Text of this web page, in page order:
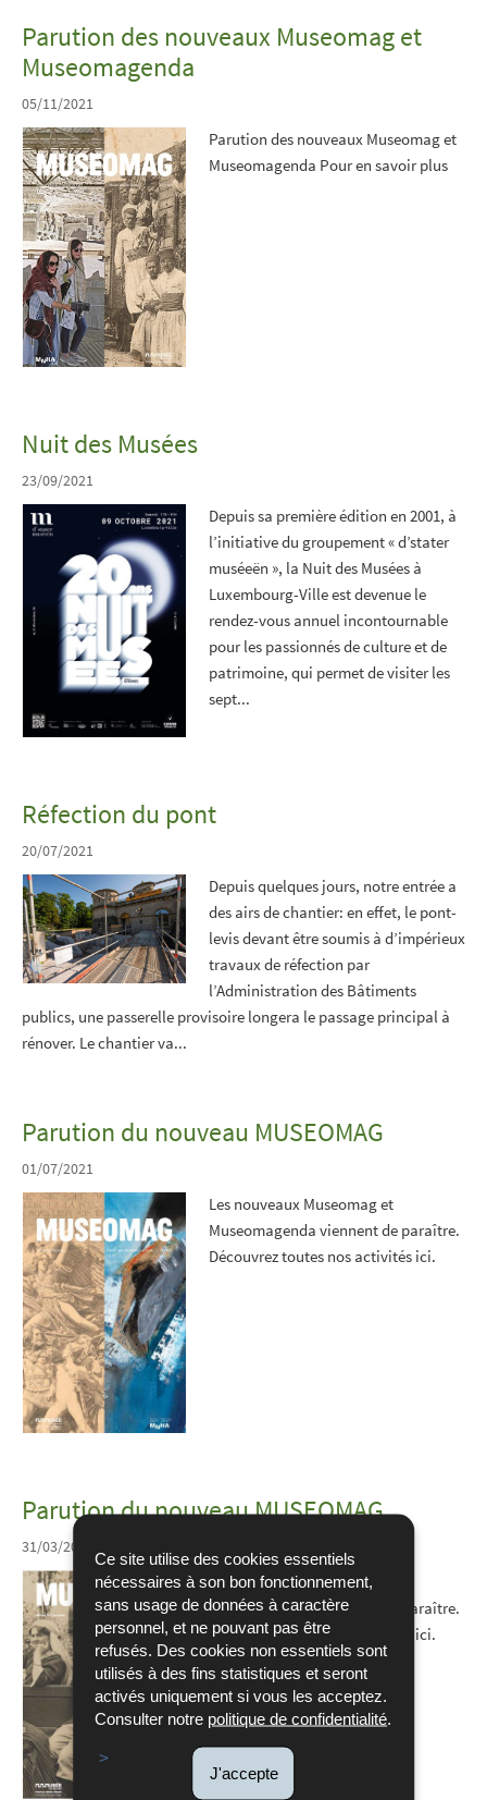
Ce site utilise des cookies essentiels
nécessaires à son bon fonctionnement,
sans usage de données à caractère
personnel, et ne pouvant pas être
refusés. Des cookies non essentiels sont
utilisés à des fins statistiques et seront
activés uniquement si vous les acceptez.
Consulter notre politique de confidentialité.
J'accepte
Parution des nouveaux Museomag et
Museomagenda
05/11/2021
Parution des nouveaux Museomag et
Museomagenda Pour en savoir plus
Nuit des Musées
23/09/2021
Depuis sa première édition en 2001, à
l’initiative du groupement « d’stater
muséeën », la Nuit des Musées à
Luxembourg-Ville est devenue le
rendez-vous annuel incontournable
pour les passionnés de culture et de
patrimoine, qui permet de visiter les
sept...
Réfection du pont
20/07/2021
Depuis quelques jours, notre entrée a
des airs de chantier: en effet, le pont-
levis devant être soumis à d’impérieux
travaux de réfection par
l’Administration des Bâtiments
publics, une passerelle provisoire longera le passage principal à
rénover. Le chantier va...
Parution du nouveau MUSEOMAG
01/07/2021
Les nouveaux Museomag et
Museomagenda viennent de paraître.
Découvrez toutes nos activités ici.
Parution du nouveau MUSEOMAG
31/03/2021
Les nouveaux Museomag et
Museomagenda viennent de paraître.
Découvrez toutes nos activités ici.